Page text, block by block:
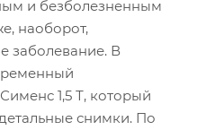
и безболезненным
наоборот,
заболевание. В
1,5 Т, который
снимки. По